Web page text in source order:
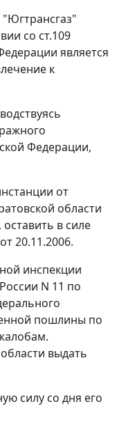
со ст.109
является
к
Федерации,
от
области
в силе
20.11.2006.
инспекции
N 11 по
пошлины по
выдать
силу со дня его